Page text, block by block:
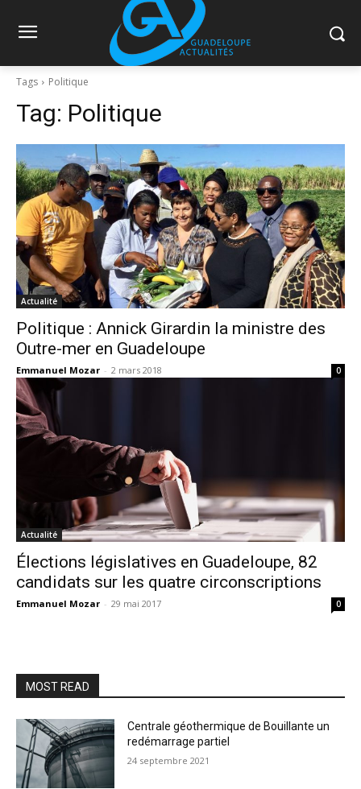
Tags Politique
Tag: Politique
Actualité
Politique : Annick Girardin la ministre des
Outre-mer en Guadeloupe
Emmanuel Mozar - 2 mars 2018 0
Actualité
Élections législatives en Guadeloupe, 82
candidats sur les quatre circonscriptions
Emmanuel Mozar - 29 mai 2017 0
MOST READ
Centrale géothermique de Bouillante un
redémarrage partiel
24 septembre 2021